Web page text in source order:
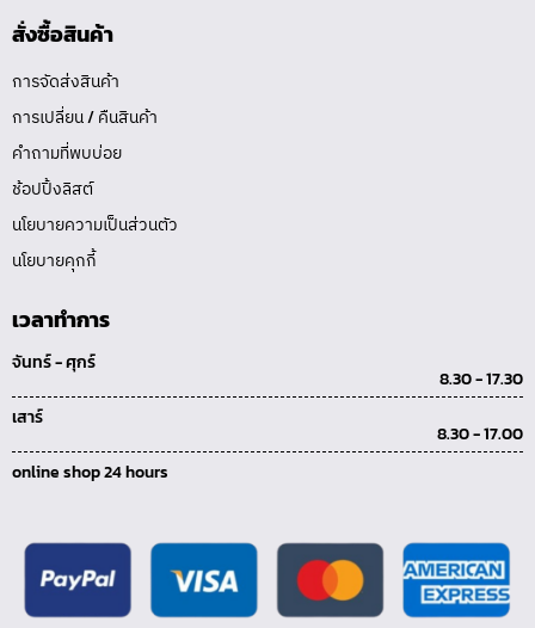
สั่งซื้อสินค้า
การจัดส่งสินค้า
การเปลี่ยน / คืนสินค้า
คำถามที่พบบ่อย
ช้อปปิ้งลิสต์
นโยบายความเป็นส่วนตัว
นโยบายคุกกี้
เวลาทำการ
จันทร์ - ศุกร์
8.30 - 17.30
เสาร์
8.30 - 17.00
online shop 24 hours